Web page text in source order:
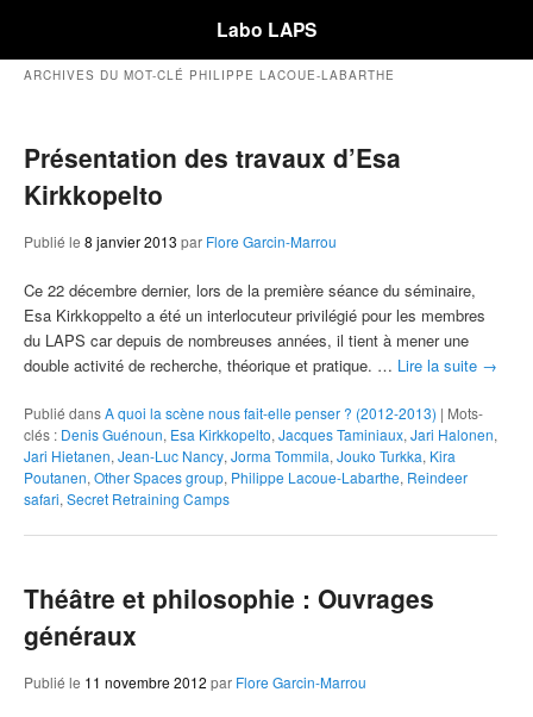
Labo LAPS
ARCHIVES DU MOT-CLÉ PHILIPPE LACOUE-LABARTHE
Présentation des travaux d’Esa
Kirkkopelto
Publié le 8 janvier 2013 par Flore Garcin-Marrou
Ce 22 décembre dernier, lors de la première séance du séminaire,
Esa Kirkkoppelto a été un interlocuteur privilégié pour les membres
du LAPS car depuis de nombreuses années, il tient à mener une
double activité de recherche, théorique et pratique. … Lire la suite →
Publié dansA quoi la scène nous fait-elle penser ? (2012-2013) | Mots-
clés : Denis Guénoun, Esa Kirkkopelto, Jacques Taminiaux, Jari Halonen,
Jari Hietanen, Jean-Luc Nancy, Jorma Tommila, Jouko Turkka, Kira
Poutanen, Other Spaces group, Philippe Lacoue-Labarthe, Reindeer
safari, Secret Retraining Camps
Théâtre et philosophie : Ouvrages
généraux
Publié le 11 novembre 2012 par Flore Garcin-Marrou